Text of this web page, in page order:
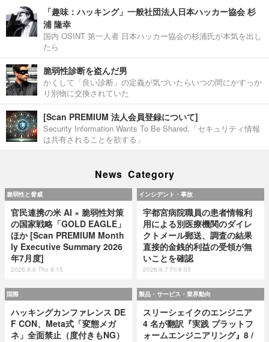
「趣味：ハッキング」一般社団法人日本ハッカー協会 杉
浦 隆幸
国内 OSINT 第一人者 日本ハッカー協会の杉浦氏が本気を出し
たら
脆弱性診断を盗んだ男
かくして「良い診断」の定義が気づいたらいつの間にかすっか
り別物に交換されていた
[Scan PREMIUM 法人会員登録について]
Security Information Wants To Be Shared.「セキュリティ情報
は共有されることを欲する」
News Category
脆弱性と脅威
官民連携の米 AI × 脆弱性対策
の国家戦略「GOLD EAGLE」
ほか [Scan PREMIUM Month
ly Executive Summary 2026
年7月度]
2026.8.6 Thu 8:15
インシデント・事故
宇都宮病院職員の患者情報利
用による別医療機関のダイレ
クトメール郵送、調査の結果
直接的金銭的利益の受領が無
いことを確認
2026.8.7 Fri 8:05
国際
ハッキングカンファレンス DE
F CON、Meta式「変態メガ
ネ」全面禁止（度付きもNG）
製品・サービス・業界動向
スリーシェイクのエンジニア
4 名が翻訳『実践 プラットフ
ォームエンジニアリング』8 /